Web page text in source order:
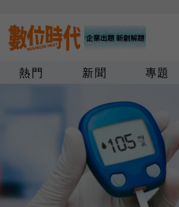
熱門 新聞 專題